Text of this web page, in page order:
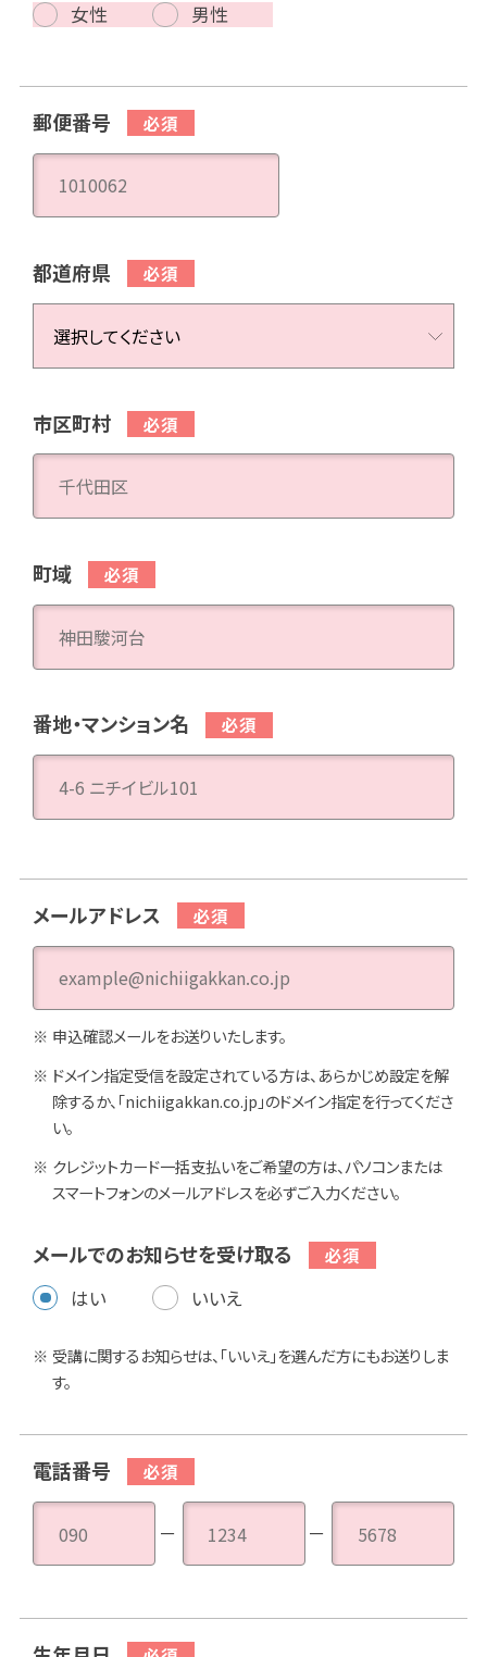
女性 男性
郵便番号
都道府県
市区町村
町域
番地・マンション名
メールアドレス
申込確認メールをお送りいたします。
ドメイン指定受信を設定されている方は、あらかじめ設定を解
除するか、「nichiigakkan.co.jp」のドメイン指定を行ってくださ
い。
クレジットカード一括支払いをご希望の方は、パソコンまたは
スマートフォンのメールアドレスを必ずご入力ください。
メールでのお知らせを受け取る
はい いいえ
受講に関するお知らせは、「いいえ」を選んだ方にもお送りしま
す。
電話番号
－ －